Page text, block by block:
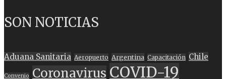
SON NOTICIAS
Aduana Sanitaria Aeropuerto Argentina Capacitación Chile
Convenio Coronavirus COVID-19